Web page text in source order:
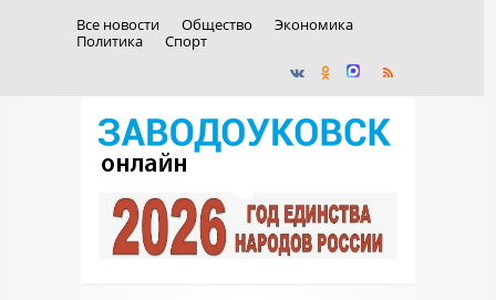
Все новости Общество
Экономика
Политика
Спорт